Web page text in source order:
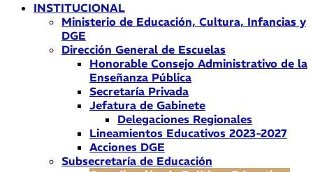
INSTITUCIONAL
Ministerio de Educación, Cultura, Infancias y
DGE
Dirección General de Escuelas
Honorable Consejo Administrativo de la
Enseñanza Pública
Secretaría Privada
Jefatura de Gabinete
Delegaciones Regionales
Lineamientos Educativos 2023-2027
Acciones DGE
Subsecretaría de Educación